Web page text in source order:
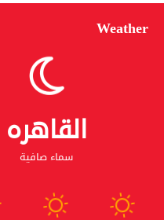
Weather
القاهره
سماء صافية